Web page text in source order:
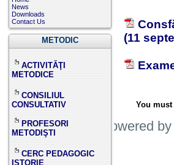
News
Downloads
Contact Us
METODIC
ACTIVITĂŢI
METODICE
CONSILIUL
CONSULTATIV
PROFESORI
METODIŞTI
CERC PEDAGOGIC
ISTORIE
(11
You
This site is powered by